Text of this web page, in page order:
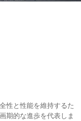
性と性能を維持するた
期的な進歩を代表しま